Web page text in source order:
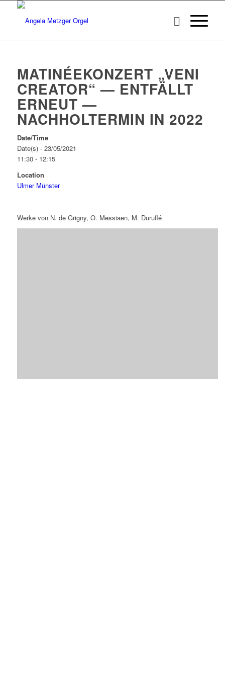
MATINÉEKONZERT „VENI
CREATOR“ — ENTFÄLLT
ERNEUT —
NACHHOLTERMIN IN 2022
Date/Time
Date(s) - 23/05/2021
11:30 - 12:15
Location
Ulmer Münster
Werke von N. de Grigny, O. Messiaen, M. Duruflé